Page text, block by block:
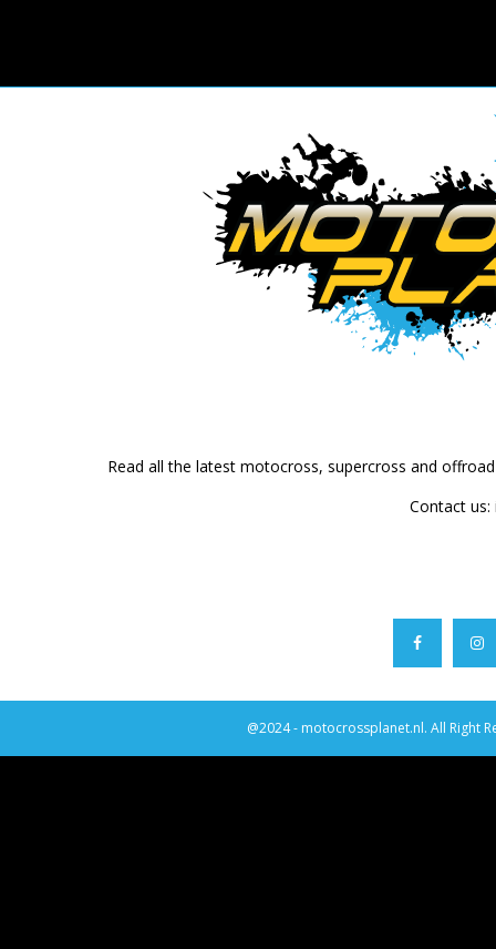
Read all the latest motocross, supercross and
Contact us:
@2024 - motocrossplanet.nl. All Right